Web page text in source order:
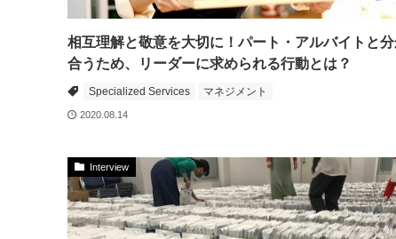
相互理解と敬意を大切に！パート・アルバイトと分
合うため、リーダーに求められる行動とは？
Specialized Services マネジメント
2020.08.14
Interview